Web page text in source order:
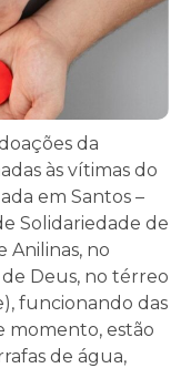
da
às vítimas do
em Santos –
Solidariedade de
Anilinas, no
Deus, no térreo
funcionando das
momento, estão
de água,